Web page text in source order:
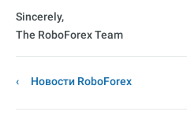
Sincerely,
The RoboForex Team
Новости RoboForex